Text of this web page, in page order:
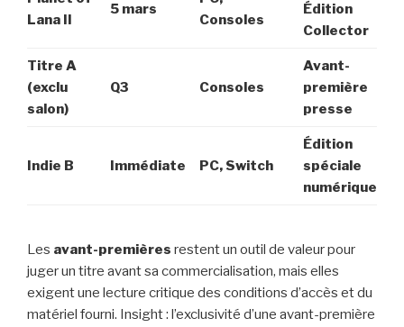
Lana II
5 mars
Consoles
Édition
Collector
Titre A
(exclu
salon)
Q3 Consoles
Avant-
première
presse
Indie B Immédiate PC, Switch
Édition
spéciale
numérique
Les avant-premières restent un outil de valeur pour
juger un titre avant sa commercialisation, mais elles
exigent une lecture critique des conditions d’accès et du
matériel fourni. Insight : l’exclusivité d’une avant-première